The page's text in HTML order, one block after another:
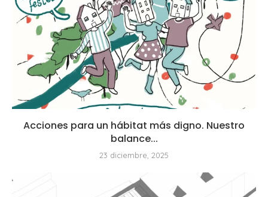
Acciones para un hábitat más digno. Nuestro
balance...
23 diciembre, 2025